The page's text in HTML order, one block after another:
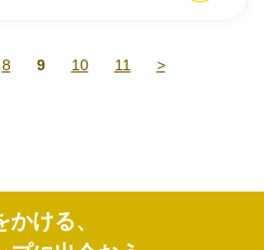
ニークなポジショニングを構
企業との共創開発を続けてき
8 9 10 11 >
かける、